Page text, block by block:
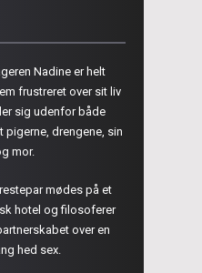
Nadine er helt
frustreret over sit liv
sig udenfor både
pigerne, drengene, sin
mor.
mødes på et
hotel og filosoferer
over en
hed sex.